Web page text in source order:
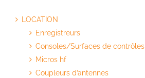
LOCATION
Enregistreurs
Consoles/Surfaces de contrôles
Micros hf
Coupleurs d’antennes